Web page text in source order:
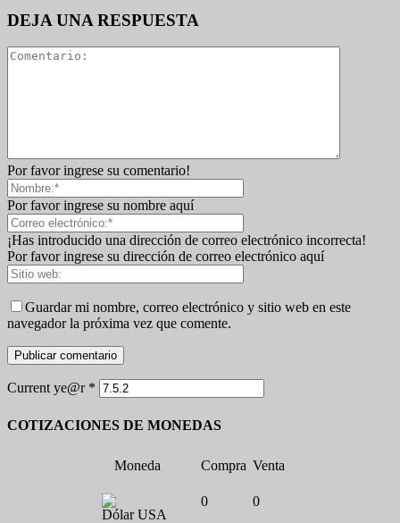
DEJA UNA RESPUESTA
Por favor ingrese su comentario!
Por favor ingrese su nombre aquí
¡Has introducido una dirección de correo electrónico incorrecta!
Por favor ingrese su dirección de correo electrónico aquí
Guardar mi nombre, correo electrónico y sitio web en este
navegador la próxima vez que comente.
Current ye@r *
COTIZACIONES DE MONEDAS
Moneda Compra Venta
Dólar USA
0 0